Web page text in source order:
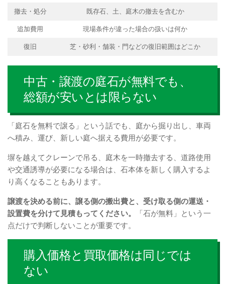
撤去・処分 既存石、土、庭木の撤去を含むか
追加費用 現場条件が違った場合の扱いは何か
復旧 芝・砂利・舗装・門などの復旧範囲はどこか
中古・譲渡の庭石が無料でも、
総額が安いとは限らない
「庭石を無料で譲る」という話でも、庭から掘り出し、車両
へ積み、運び、新しい庭へ据える費用が必要です。
塀を越えてクレーンで吊る、庭木を一時撤去する、道路使用
や交通誘導が必要になる場合は、石本体を新しく購入するよ
り高くなることもあります。
譲渡を決める前に、譲る側の搬出費と、受け取る側の運送・
設置費を分けて見積もってください。
「石が無料」という一
点だけで判断しないことが重要です。
購入価格と買取価格は同じでは
ない